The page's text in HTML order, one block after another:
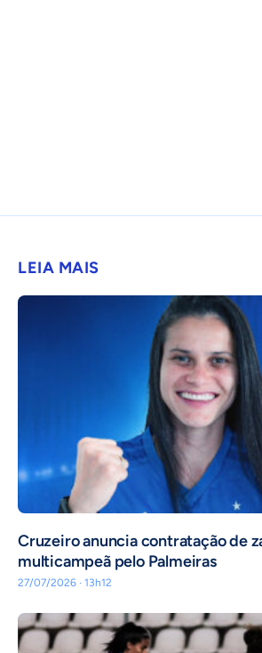
LEIA MAIS
Cruzeiro anuncia contratação de
multicampeã pelo Palmeiras
27/07/2026 · 13h12